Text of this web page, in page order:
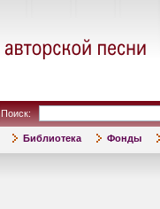
Поиск:
Библиотека Фонды